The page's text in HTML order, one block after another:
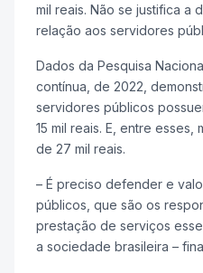
mil reais. Não se justifica a
relação aos servidores
Dados da Pesquisa
contínua, de 2022,
servidores públicos
15 mil reais. E, entre esses,
de 27 mil reais.
– É preciso defender e
públicos, que são os
prestação de serviços
a sociedade brasileira –